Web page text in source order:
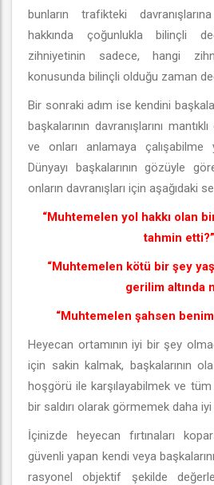
bunların trafikteki
hakkında çoğunlukla bilinçli
zihniyetinin sadece, hangi
konusunda bilinçli olduğu zaman
Bir sonraki adım ise kendini
başkalarının davranışlarını
ve onları anlamaya çalışabilme
Dünyayı başkalarının gözüyle
onların davranışları için aşağıdaki
“Muhtemelen yol hakkı olan
tahmin etti?”
“Muhtemelen kötü bir şey
gerilim altında
“Muhtemelen şahsen
Heyecan ortamının iyi bir şey
için sakin kalmak, başkalarının
hoşgörü ile karşılayabilmek ve tüm
bir saldırı olarak görmemek daha iyi
İçinizde heyecan fırtınaları
güvenli yapan kendi veya
rasyonel objektif şekilde